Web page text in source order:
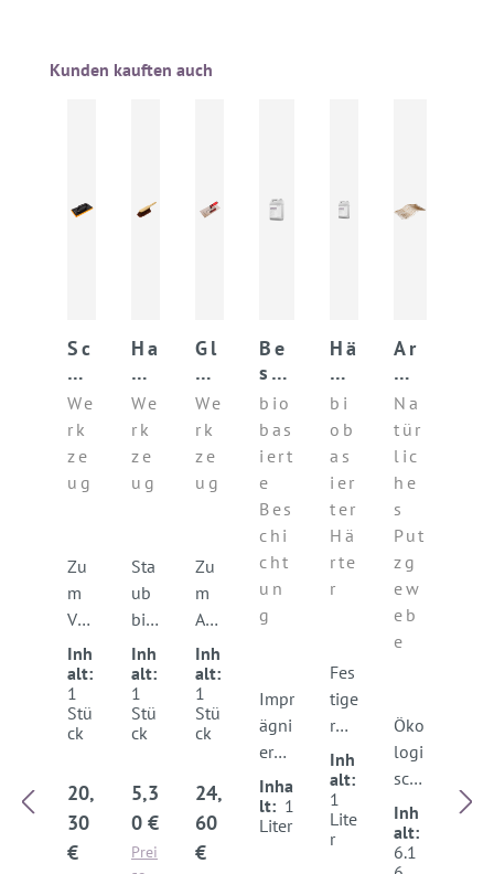
Produktgalerie überspringen
Kunden kauften auch
Sc
h
w
a
m
br
We
rk
ze
ug
Zu
m
Ver
dic
hte
n
un
tte
n
von
Inh
alt:
1
Stü
ck
Regulärer Preis:
20,
30
€
Ha
nd
fe
ge
We
rk
ze
ug
Sta
ub
bin
den
der
Ha
ndf
aus
Hol
z
Inh
alt:
1
Stü
ck
Regulärer Preis:
5,3
0 €
Prei
Gl
ät
tk
el
We
rk
ze
ug
Zu
m
Auf
tra
gen
von
Put
wie
zu
m
Inh
alt:
1
Stü
ck
Regulärer Preis:
24,
60
€
Be
sc
hic
ht
un
g
pr
ot
ect
bio
bas
iert
e
Bes
chi
cht
un
g
Impr
ägni
ermi
ttel
für
min
Inha
lt: 1
Liter
Hä
rt
er
in
ns
e
bi
ob
as
ier
ter
Hä
rte
r
Fes
tige
r
un
d
Ob
erfl
Inh
alt:
1
Lite
r
Ar
mi
er
un
gs
ge
we
be
Jut
e
Na
tür
lic
he
s
Put
zg
ew
eb
e
Öko
logi
sch
e
Alte
rnat
Inh
alt:
6.1